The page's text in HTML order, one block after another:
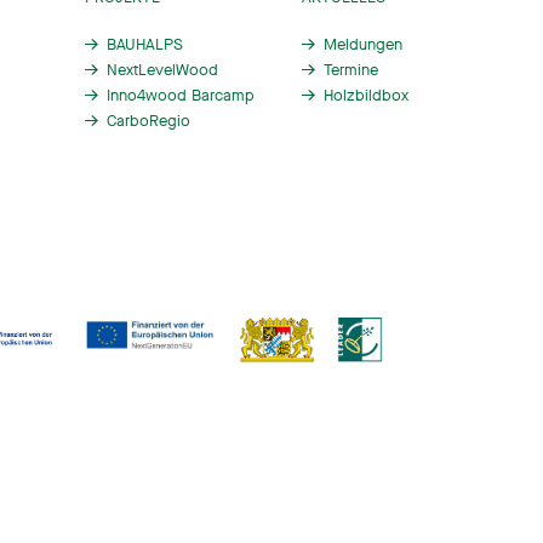
BAUHALPS
NextLevelWood
Inno4wood Barcamp
CarboRegio
Meldungen
Termine
Holzbildbox